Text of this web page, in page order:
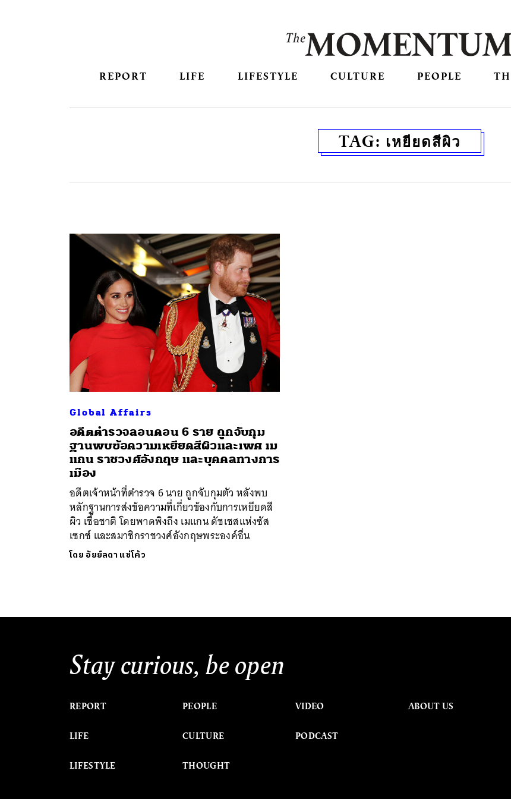
REPORT LIFE LIFESTYLE CULTURE PEOPLE
TAG: เหยียดสีผิว
Global Affairs
อดีตตำรวจลอนดอน 6 ราย ถูกจับกุม
ฐานพบข้อความเหยียดสีผิวและเพศ เม
แกน ราชวงศ์อังกฤษ และบุคคลทางการ
เมือง
อดีตเจ้าหน้าที่ตำรวจ 6 นาย ถูกจับกุมตัว หลังพบ
หลักฐานการส่งข้อความที่เกี่ยวข้องกับการเหยียดสี
ผิว เชื้อชาติ โดยพาดพิงถึง เมแกน ดัชเชสแห่งซัส
เซกซ์ และสมาชิกราชวงศ์อังกฤษพระองค์อื่น
โดย อัยย์ลดา แซ่โค้ว
Stay curious, be open
REPORT
LIFE
LIFESTYLE
PEOPLE
CULTURE
THOUGHT
VIDEO
PODCAST
ABOUT US